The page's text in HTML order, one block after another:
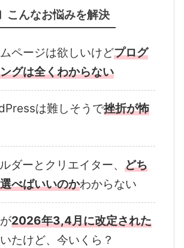
こんなお悩みを解決
ページは欲しいけどプログ
グは全くわからない
は難しそうで挫折が怖
ダーとクリエイター、 どち
べばいいのかわからない
2026年3,4月に改定された
たけど、今いくら？